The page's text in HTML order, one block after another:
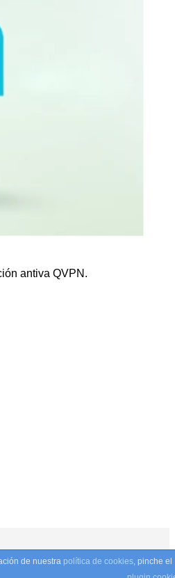
antiva QVPN.
y condiciones
de nuestra política de cookies, pinche el